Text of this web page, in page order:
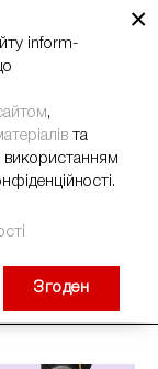
×
inform-
,
та
використанням
Згоден